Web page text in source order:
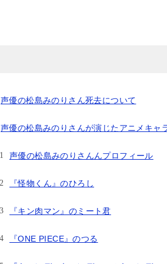
声優の松島みのりさん死去について
声優の松島みのりさんが演じたアニメキャ
声優の松島みのりさんんプロフィール
『怪物くん』のひろし
『キン肉マン』のミート君
『ONE PIECE』のつる